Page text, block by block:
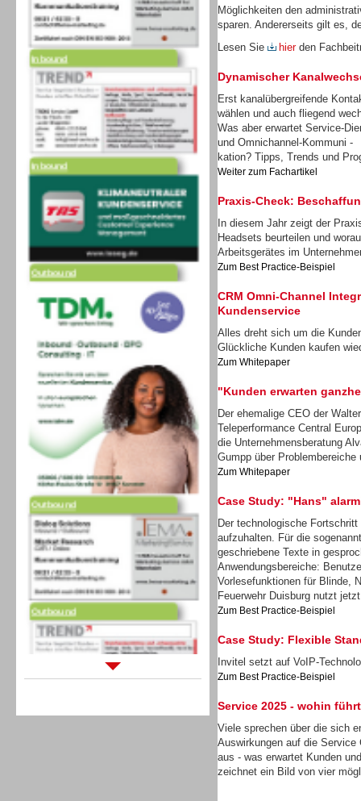
Inbound
Inbound
Outbound
Outbound
Outbound
Möglichkeiten den
sparen. Andererseits gilt es,
Lesen Sie
hier den
Dynamischer
Erst kanalübergreifende
wählen und auch fliegend
Was aber erwartet Service-
und Omnichannel-Kommuni -
kation? Tipps, Trends und
Weiter zum Fachartikel
Praxis-Check:
In diesem Jahr zeigt der
Headsets beurteilen und
Arbeitsgerätes im
Zum Best Practice-Beispiel
CRM Omni-Channel
Kundenservice
Alles dreht sich um die
Glückliche Kunden kaufen
Zum Whitepaper
"Kunden erwarten
Der ehemalige CEO der
Teleperformance Central
die Unternehmensberatung
Gumpp über
Zum Whitepaper
Case Study: "Hans"
Der technologische
aufzuhalten. Für die
geschriebene Texte in
Anwendungsbereiche:
Vorlesefunktionen für Blinde,
Feuerwehr Duisburg nutzt
Zum Best Practice-Beispiel
Case Study: Flexible
Invitel setzt auf VoIP-
Zum Best Practice-Beispiel
Service 2025 - wohin
Viele sprechen über die sich
Auswirkungen auf die Service
aus - was erwartet Kunden
zeichnet ein Bild von vier